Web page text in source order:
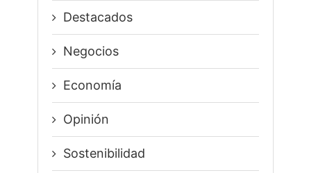
Destacados
Negocios
Economía
Opinión
Sostenibilidad